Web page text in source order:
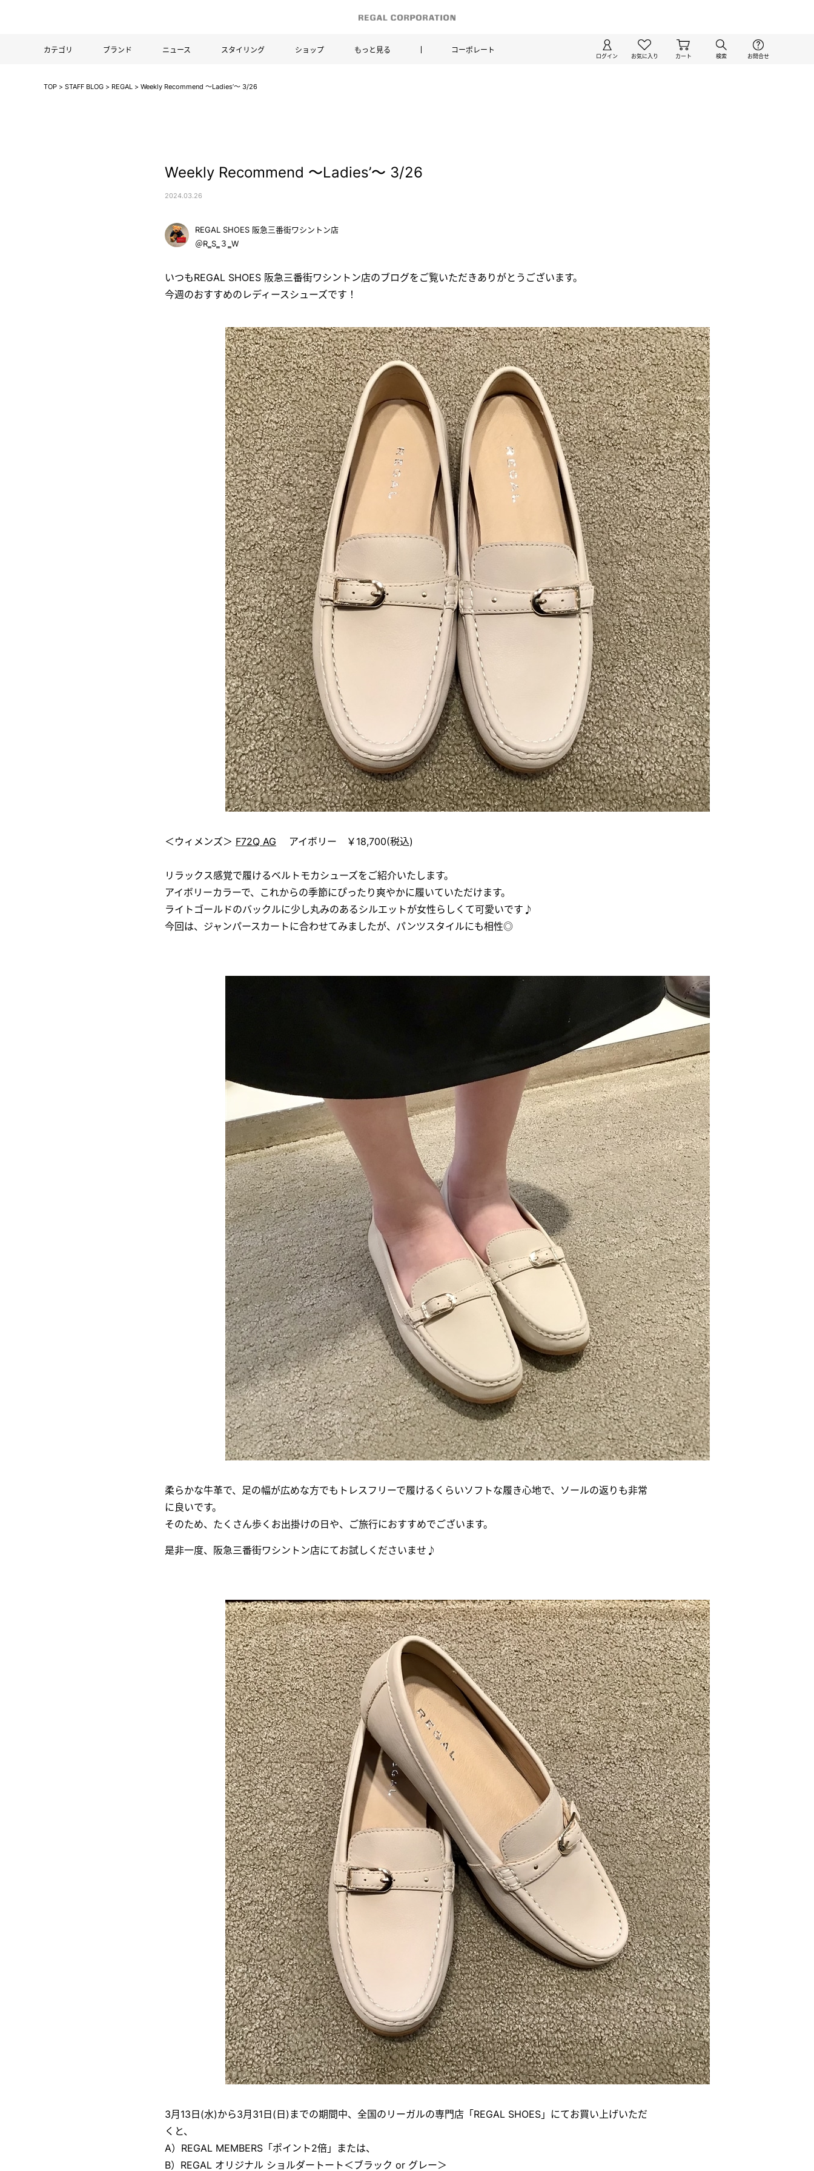
カテゴリ ブランド ニュース スタイリング ショップ もっと見る コーポレート
ログイン お気に入り カート 検索 お問合せ
TOP > STAFF BLOG > REGAL > Weekly Recommend ～Ladies’～ 3/26
Weekly Recommend ～Ladies’～ 3/26
2024.03.26
REGAL SHOES 阪急三番街ワシントン店
＠R‗S‗３‗W
いつもREGAL SHOES 阪急三番街ワシントン店のブログをご覧いただきありがとうございます。
今週のおすすめのレディースシューズです！
＜ウィメンズ＞ F72Q AG アイボリー ￥18,700(税込)
リラックス感覚で履けるベルトモカシューズをご紹介いたします。
アイボリーカラーで、これからの季節にぴったり爽やかに履いていただけます。
ライトゴールドのバックルに少し丸みのあるシルエットが女性らしくて可愛いです♪
今回は、ジャンパースカートに合わせてみましたが、パンツスタイルにも相性◎
柔らかな牛革で、足の幅が広めな方でもトレスフリーで履けるくらいソフトな履き心地で、ソールの返りも非常
に良いです。
そのため、たくさん歩くお出掛けの日や、ご旅行におすすめでございます。
是非一度、阪急三番街ワシントン店にてお試しくださいませ♪
3月13日(水)から3月31日(日)までの期間中、全国のリーガルの専門店「REGAL SHOES」にてお買い上げいただ
くと、
A）REGAL MEMBERS「ポイント2倍」または、
B）REGAL オリジナル ショルダートート＜ブラック or グレー＞